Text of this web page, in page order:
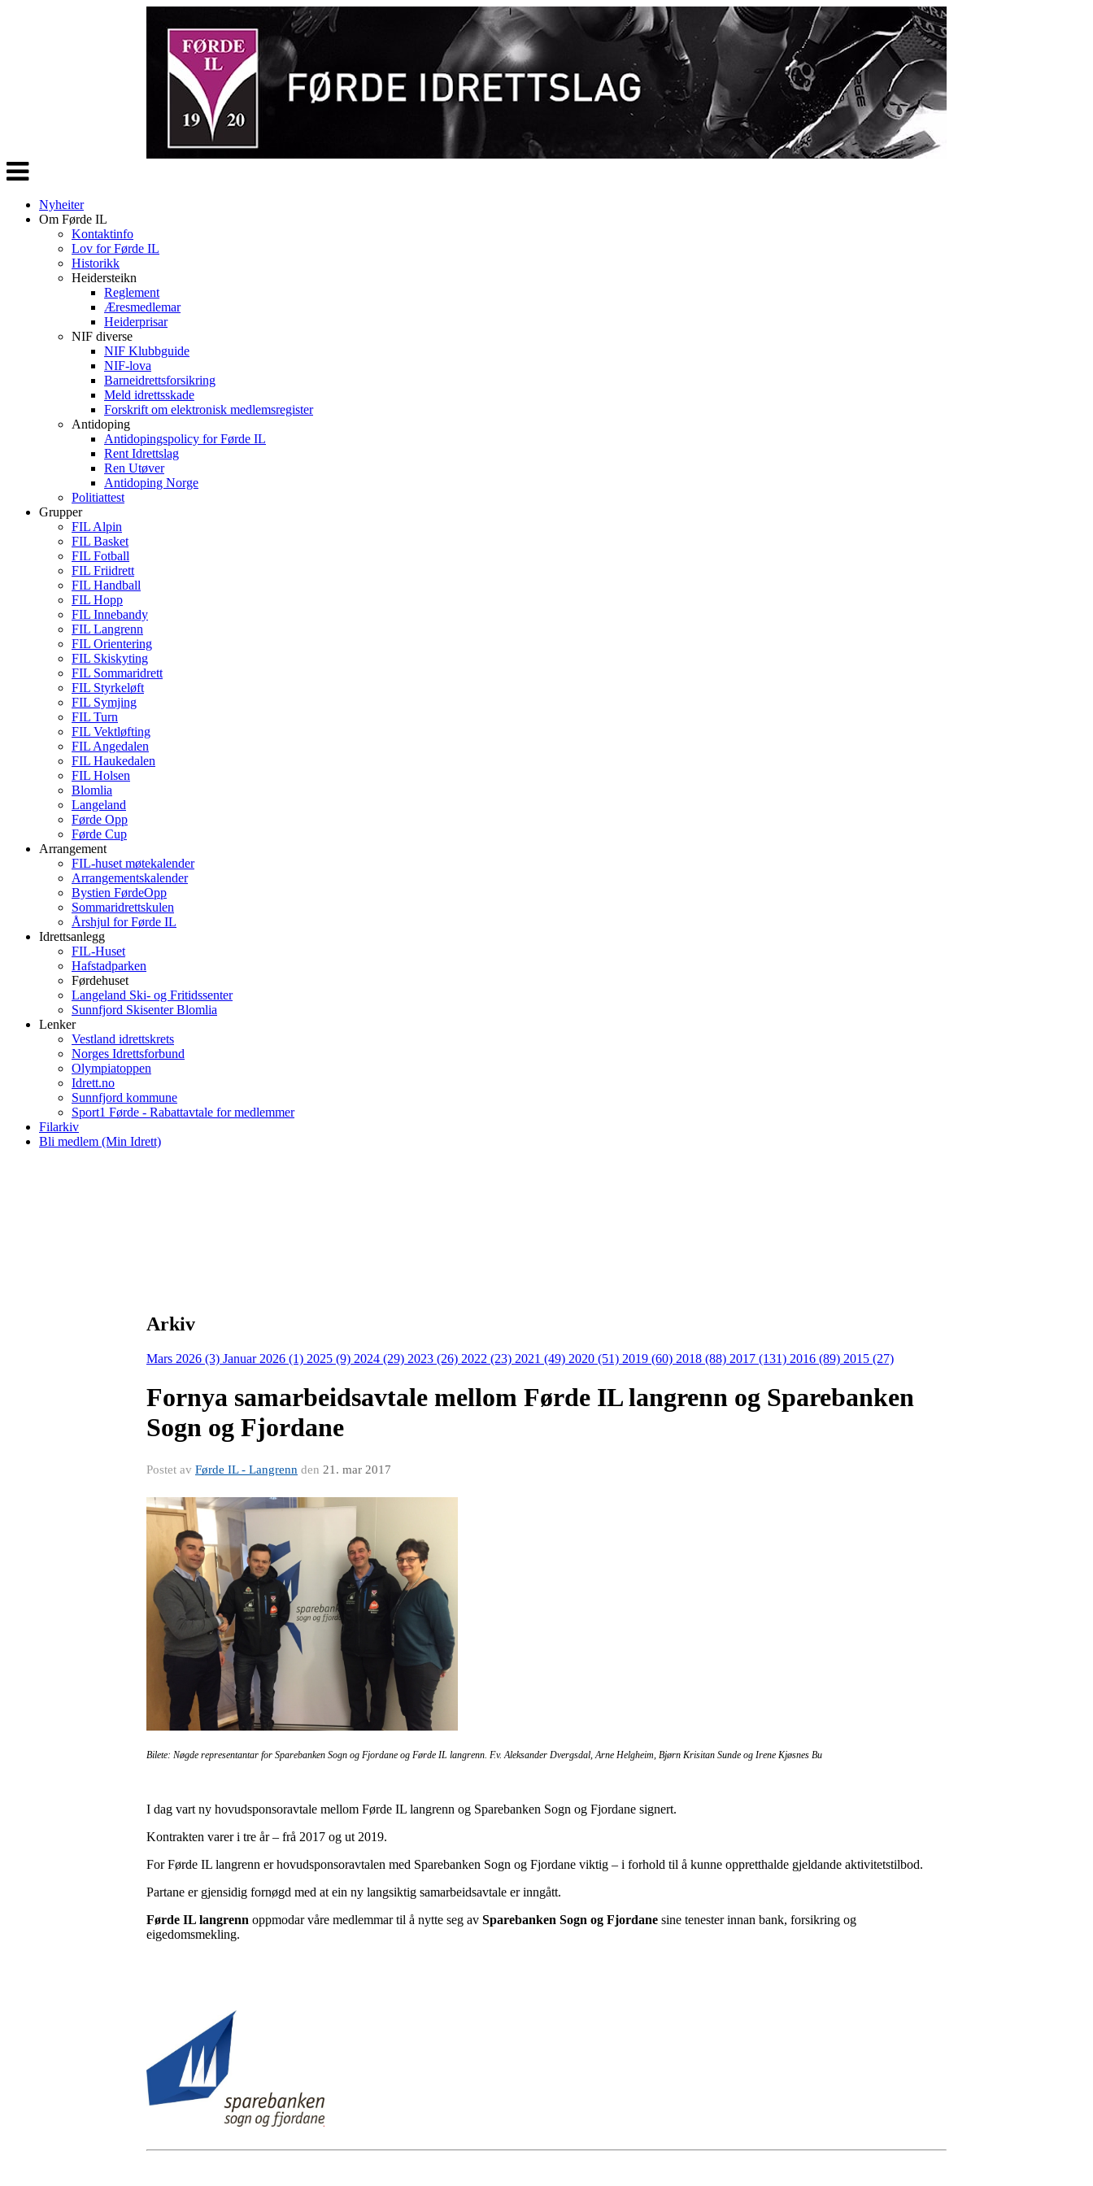
Veksle
navigasjon
Nyheiter
Om Førde IL
Kontaktinfo
Lov for Førde IL
Historikk
Heidersteikn
Reglement
Æresmedlemar
Heiderprisar
NIF diverse
NIF Klubbguide
NIF-lova
Barneidrettsforsikring
Meld idrettsskade
Forskrift om elektronisk medlemsregister
Antidoping
Antidopingspolicy for Førde IL
Rent Idrettslag
Ren Utøver
Antidoping Norge
Politiattest
Grupper
FIL Alpin
FIL Basket
FIL Fotball
FIL Friidrett
FIL Handball
FIL Hopp
FIL Innebandy
FIL Langrenn
FIL Orientering
FIL Skiskyting
FIL Sommaridrett
FIL Styrkeløft
FIL Symjing
FIL Turn
FIL Vektløfting
FIL Angedalen
FIL Haukedalen
FIL Holsen
Blomlia
Langeland
Førde Opp
Førde Cup
Arrangement
FIL-huset møtekalender
Arrangementskalender
Bystien FørdeOpp
Sommaridrettskulen
Årshjul for Førde IL
Idrettsanlegg
FIL-Huset
Hafstadparken
Førdehuset
Langeland Ski- og Fritidssenter
Sunnfjord Skisenter Blomlia
Lenker
Vestland idrettskrets
Norges Idrettsforbund
Olympiatoppen
Idrett.no
Sunnfjord kommune
Sport1 Førde - Rabattavtale for medlemmer
Filarkiv
Bli medlem (Min Idrett)
Arkiv
Mars 2026 (3) Januar 2026 (1) 2025 (9) 2024 (29) 2023 (26) 2022 (23) 2021 (49) 2020 (51) 2019 (60) 2018 (88) 2017 (131) 2016 (89) 2015 (27)
Fornya samarbeidsavtale mellom Førde IL langrenn og Sparebanken
Sogn og Fjordane
Postet av Førde IL - Langrenn den 21. mar 2017
Bilete: Nøgde representantar for Sparebanken Sogn og Fjordane og Førde IL langrenn. F.v. Aleksander Dvergsdal, Arne Helgheim, Bjørn Krisitan Sunde og Irene Kjøsnes Bu
I dag vart ny hovudsponsoravtale mellom Førde IL langrenn og Sparebanken Sogn og Fjordane signert.
Kontrakten varer i tre år – frå 2017 og ut 2019.
For Førde IL langrenn er hovudsponsoravtalen med Sparebanken Sogn og Fjordane viktig – i forhold til å kunne oppretthalde gjeldande aktivitetstilbod.
Partane er gjensidig fornøgd med at ein ny langsiktig samarbeidsavtale er inngått.
Førde IL langrenn oppmodar våre medlemmar til å nytte seg av Sparebanken Sogn og Fjordane sine tenester innan bank, forsikring og
eigedomsmekling.